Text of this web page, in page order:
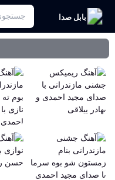
بابل صدا